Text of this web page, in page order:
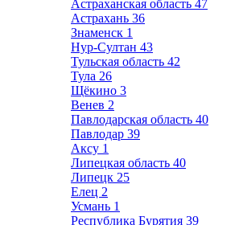
Астраханская область 47
Астрахань 36
Знаменск 1
Нур-Султан 43
Тульская область 42
Тула 26
Щёкино 3
Венев 2
Павлодарская область 40
Павлодар 39
Аксу 1
Липецкая область 40
Липецк 25
Елец 2
Усмань 1
Республика Бурятия 39